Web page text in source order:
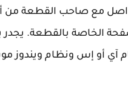
مع صاحب القطعة من
الخاصة بالقطعة. يجدر
آي أو إس ونظام ويندوز